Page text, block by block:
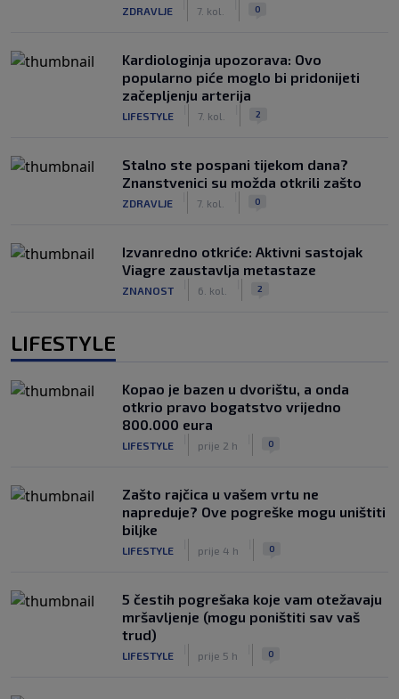
ZDRAVLJE 7. kol. 0
Kardiologinja upozorava: Ovo
popularno piće moglo bi pridonijeti
začepljenju arterija
LIFESTYLE 7. kol. 2
Stalno ste pospani tijekom dana?
Znanstvenici su možda otkrili zašto
ZDRAVLJE 7. kol. 0
Izvanredno otkriće: Aktivni sastojak
Viagre zaustavlja metastaze
ZNANOST 6. kol. 2
LIFESTYLE
Kopao je bazen u dvorištu, a onda
otkrio pravo bogatstvo vrijedno
800.000 eura
LIFESTYLE prije 2 h 0
Zašto rajčica u vašem vrtu ne
napreduje? Ove pogreške mogu uništiti
biljke
LIFESTYLE prije 4 h 0
5 čestih pogrešaka koje vam otežavaju
mršavljenje (mogu poništiti sav vaš
trud)
LIFESTYLE prije 5 h 0